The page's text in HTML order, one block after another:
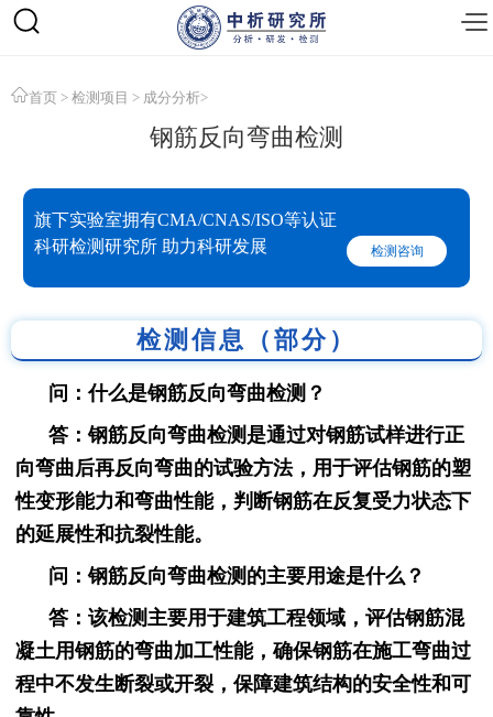
首页 > 检测项目 > 成分分析>
钢筋反向弯曲检测
旗下实验室拥有CMA/CNAS/ISO等认证
科研检测研究所 助力科研发展
检测咨询
检测信息（部分）
问：什么是钢筋反向弯曲检测？
答：钢筋反向弯曲检测是通过对钢筋试样进行正
向弯曲后再反向弯曲的试验方法，用于评估钢筋的塑
性变形能力和弯曲性能，判断钢筋在反复受力状态下
的延展性和抗裂性能。
问：钢筋反向弯曲检测的主要用途是什么？
答：该检测主要用于建筑工程领域，评估钢筋混
凝土用钢筋的弯曲加工性能，确保钢筋在施工弯曲过
程中不发生断裂或开裂，保障建筑结构的安全性和可